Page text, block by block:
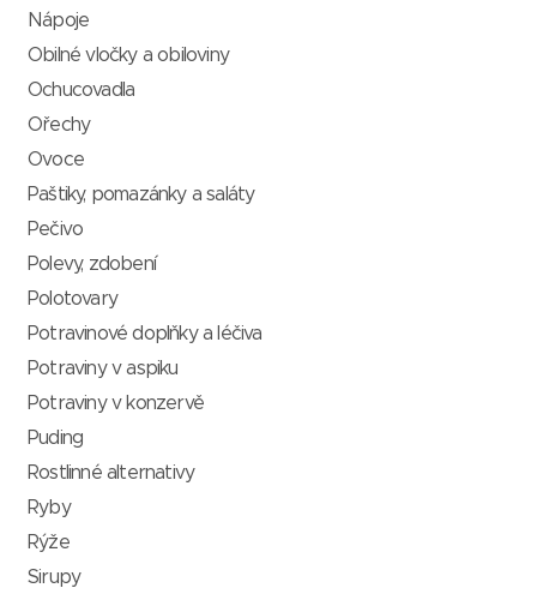
Nápoje
Obilné vločky a obiloviny
Ochucovadla
Ořechy
Ovoce
Paštiky, pomazánky a saláty
Pečivo
Polevy, zdobení
Polotovary
Potravinové doplňky a léčiva
Potraviny v aspiku
Potraviny v konzervě
Puding
Rostlinné alternativy
Ryby
Rýže
Sirupy